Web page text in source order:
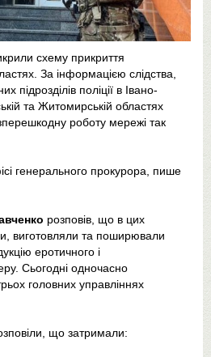
схему прикриття
За інформацією слідства,
підрозділів поліції в Івано-
та Житомирській областях
роботу мережі так
генерального прокурора, пише
розповів, що в цих
виготовляли та поширювали
еротичного і
Сьогодні одночасно
головних управліннях
що затримали: